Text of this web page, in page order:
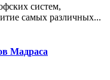
систем,
самых различных...
Мадраса